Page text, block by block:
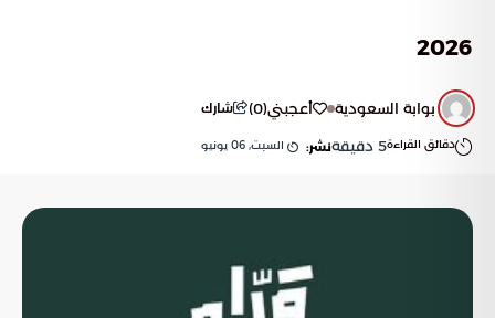
2026
بوابة السعودية أعجبني(
0
) شارك
دقائق القراءة5 دقيقةنشر: السبت, 06 يونيو